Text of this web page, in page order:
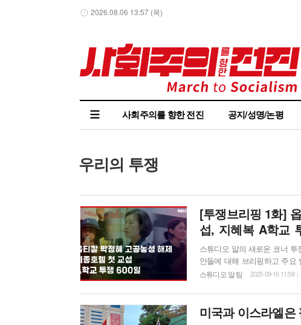
2026.08.06 13:57 (목)
사회주의를 향한 전진 공지/성명/논평
우리의 투쟁
[투쟁브리핑 1화]
섭, 지혜복 A학교
인천퀴어문화축제
스튜디오 알의 새로운 코너
안들에 대해 브리핑하고 주요
옵티칼 박정혜 고공농성 해제,
터 추모투쟁 단식농성돌입,
청년학생 참가선언, 쿠팡물...
스튜디오 알 팀 2025-09-16 11:58
미국과 이스라엘